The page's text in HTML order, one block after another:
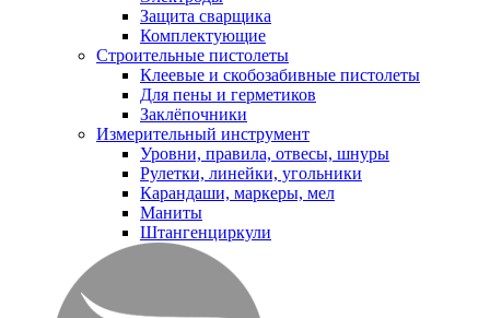
Защита сварщика
Комплектующие
Строительные пистолеты
Клеевые и скобозабивные пистолеты
Для пены и герметиков
Заклёпочники
Измерительный инструмент
Уровни, правила, отвесы, шнуры
Рулетки, линейки, угольники
Карандаши, маркеры, мел
Маниты
Штангенциркули